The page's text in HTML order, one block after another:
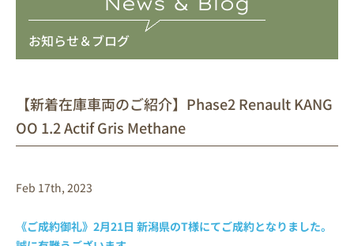
お知らせ＆ブログ
【新着在庫車両のご紹介】Phase2 Renault KANG
OO 1.2 Actif Gris Methane
Feb 17th, 2023
《ご成約御礼》2月21日 新潟県のT様にてご成約となりました。